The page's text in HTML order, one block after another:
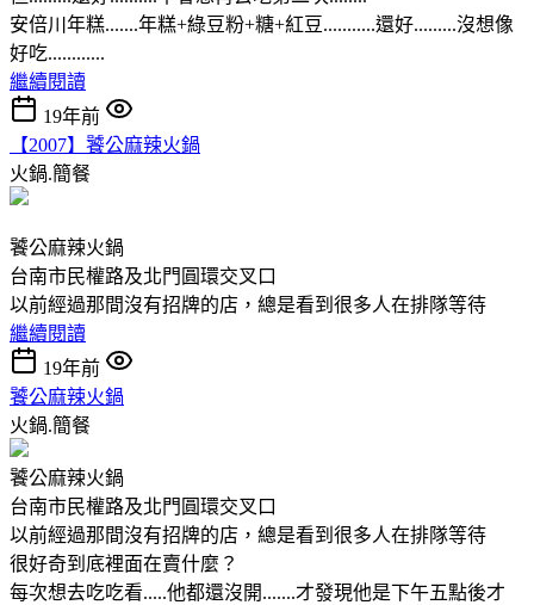
安倍川年糕.......年糕+綠豆粉+糖+紅豆...........還好.........沒想像
好吃............
繼續閱讀
19年前
【2007】饕公麻辣火鍋
火鍋.簡餐
饕公麻辣火鍋
台南市民權路及北門圓環交叉口
以前經過那間沒有招牌的店，總是看到很多人在排隊等待
繼續閱讀
19年前
饕公麻辣火鍋
火鍋.簡餐
饕公麻辣火鍋
台南市民權路及北門圓環交叉口
以前經過那間沒有招牌的店，總是看到很多人在排隊等待
很好奇到底裡面在賣什麼？
每次想去吃吃看.....他都還沒開.......才發現他是下午五點後才